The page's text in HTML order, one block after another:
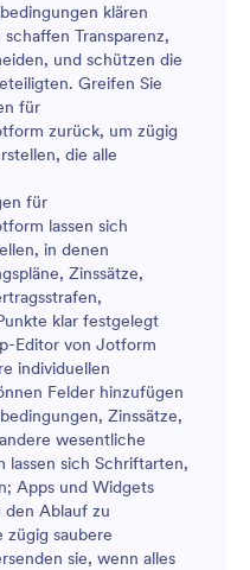
klären
Transparenz,
und schützen die
Greifen Sie
für
zurück, um zügig
die alle
für
lassen sich
in denen
Zinssätze,
klar festgelegt
Editor von Jotform
individuellen
Felder hinzufügen
Zinssätze,
wesentliche
lassen sich Schriftarten,
Apps und Widgets
den Ablauf zu
zügig saubere
sie, wenn alles